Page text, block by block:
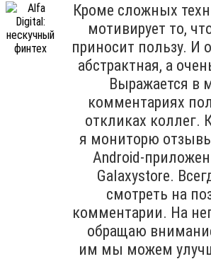
Кроме сложных
мотивирует то,
приносит пользу. И
абстрактная, а
Выражается в
комментариях
откликах коллег.
я мониторю
Android-
Galaxystore.
смотреть на
комментарии. На
обращаю
им мы можем